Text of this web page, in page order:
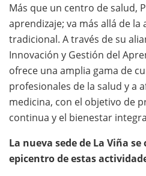
Más que un centro de salud,
aprendizaje; va más allá de la
tradicional. A través de su
Innovación y Gestión del
ofrece una amplia gama de
profesionales de la salud y a
medicina, con el objetivo de
continua y el bienestar
La nueva sede de La Viña
epicentro de estas